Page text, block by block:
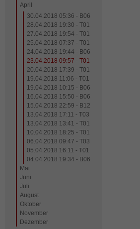
April
30.04.2018 05:36 - B06
28.04.2018 19:30 - T01
27.04.2018 19:54 - T01
25.04.2018 07:37 - T01
24.04.2018 19:44 - B06
23.04.2018 09:57 - T01
20.04.2018 17:39 - T01
19.04.2018 11:06 - T01
19.04.2018 10:15 - B06
16.04.2018 15:50 - B06
15.04.2018 22:59 - B12
13.04.2018 17:11 - T03
13.04.2018 13:41 - T01
10.04.2018 18:25 - T01
06.04.2018 09:47 - T03
05.04.2018 16:11 - T01
04.04.2018 19:34 - B06
Mai
Juni
Juli
August
Oktober
November
Dezember